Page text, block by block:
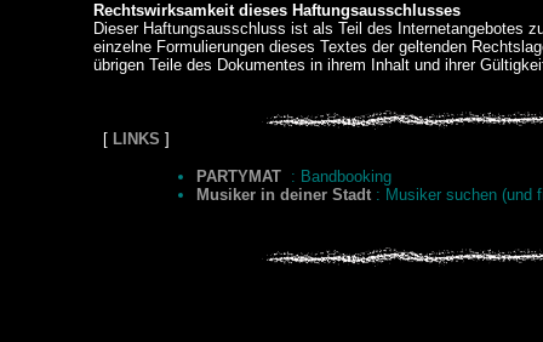
Rechtswirksamkeit dieses Haftungsausschlusses
Dieser Haftungsausschluss ist als Teil des Internetangebotes
einzelne Formulierungen dieses Textes der geltenden
übrigen Teile des Dokumentes in ihrem Inhalt und ihrer
[ L INKS ]
PARTYMAT: Bandbooking
Musiker in deiner Stadt: Musiker suchen (und